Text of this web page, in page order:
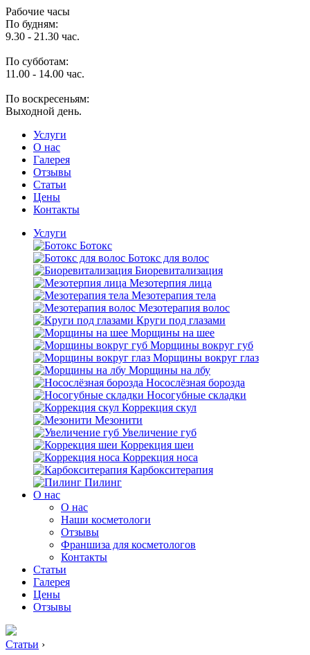
Рабочие часы
По будням:
9.30 - 21.30 час.
По субботам:
11.00 - 14.00 час.
По воскресеньям:
Выходной день.
Услуги
O нас
Галерея
Отзывы
Статьи
Цены
Контакты
Услуги
Ботокс
Ботокс для волос
Биоревитализация
Мезотерпия лица
Мезотерапия тела
Мезотерапия волос
Круги под глазами
Морщины на шее
Морщины вокруг губ
Морщины вокруг глаз
Морщины на лбу
Носослёзная борозда
Носогубные складки
Коррекция скул
Мезонити
Увеличение губ
Коррекция шеи
Коррекция носа
Карбокситерапия
Пилинг
O нас
O нас
Наши косметологи
Отзывы
Франшиза для косметологов
Контакты
Статьи
Галерея
Цены
Отзывы
Статьи ›